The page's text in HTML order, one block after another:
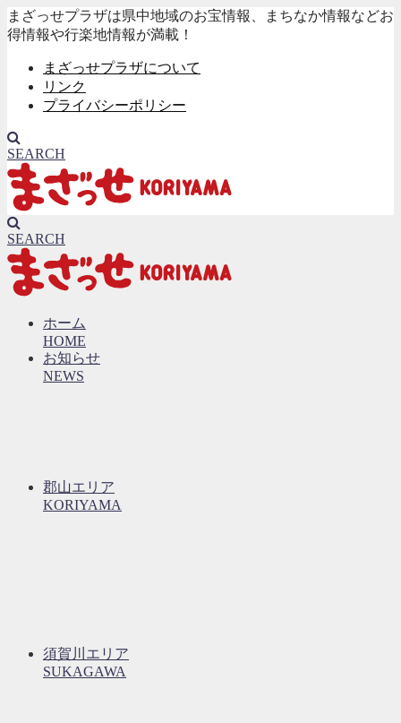
まざっせプラザは県中地域のお宝情報、まちなか情報などお
得情報や行楽地情報が満載！
まざっせプラザについて
リンク
プライバシーポリシー
SEARCH
SEARCH
ホーム
HOME
お知らせ
NEWS
郡山エリア
KORIYAMA
須賀川エリア
SUKAGAWA